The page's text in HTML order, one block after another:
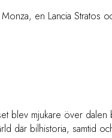
en Lancia Stratos
blev mjukare över dalen
där bilhistoria, samtid